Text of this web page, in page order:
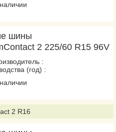
шины
2 225/60 R15 96V
:
(год) :
2 R16